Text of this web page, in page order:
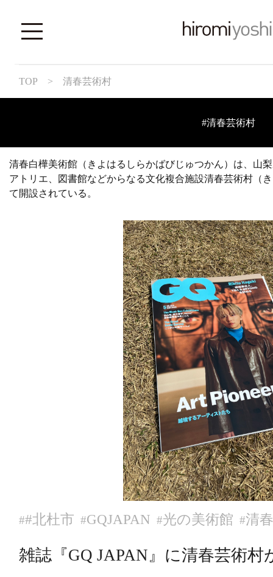
TOP > 清春芸術村
#清春芸術村
清春白樺美術館（きよはるしらかばびじゅつかん）は、山
アトリエ、図書館などからなる文化複合施設清春芸術村（
て開設されている。
##北杜市 #GQJAPAN #光の美術館 #清
雑誌『GQ JAPAN』に清春芸術